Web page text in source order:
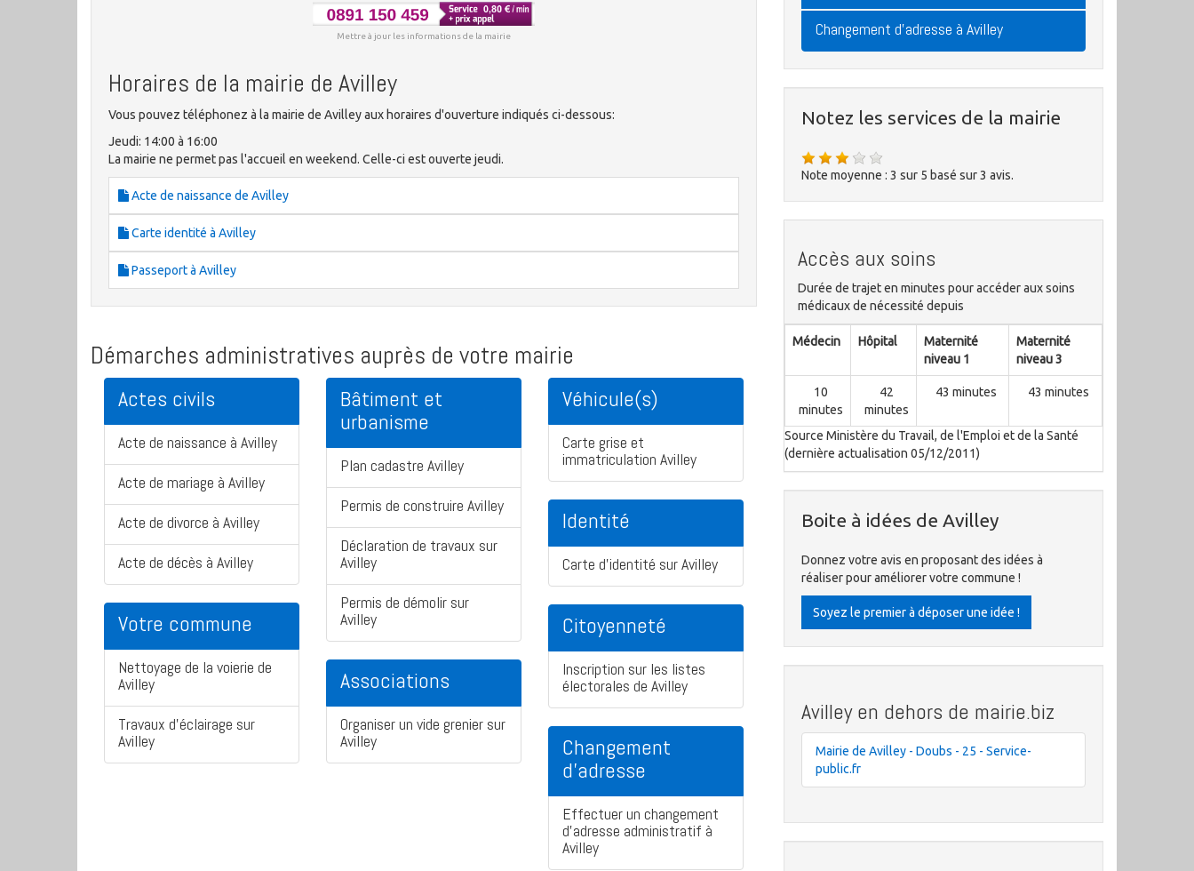
Mettre à jour les informations de la mairie
Horaires de la mairie de Avilley
Vous pouvez téléphonez à la mairie de Avilley aux horaires d'ouverture indiqués ci-dessous:
Jeudi: 14:00 à 16:00
La mairie ne permet pas l'accueil en weekend. Celle-ci est ouverte jeudi.
Acte de naissance de Avilley
Carte identité à Avilley
Passeport à Avilley
Démarches administratives auprès de votre mairie
Actes civils
Acte de naissance à Avilley
Acte de mariage à Avilley
Acte de divorce à Avilley
Acte de décès à Avilley
Votre commune
Nettoyage de la voierie de
Avilley
Travaux d'éclairage sur
Avilley
Bâtiment et
urbanisme
Plan cadastre Avilley
Permis de construire Avilley
Déclaration de travaux sur
Avilley
Permis de démolir sur
Avilley
Associations
Organiser un vide grenier sur
Avilley
Véhicule(s)
Carte grise et
immatriculation Avilley
Identité
Carte d'identité sur Avilley
Citoyenneté
Inscription sur les listes
électorales de Avilley
Changement
d'adresse
Effectuer un changement
d'adresse administratif à
Avilley
Changement d'adresse à Avilley
Notez les services de la mairie
Note moyenne : 3 sur 5 basé sur3 avis.
Accès aux soins
Durée de trajet en minutes pour accéder aux soins
médicaux de nécessité depuis
Médecin Hôpital
Maternité
niveau 1
Maternité
niveau 3
10
minutes
42
minutes
43 minutes 43 minutes
Source Ministère du Travail, de l'Emploi et de la Santé
(dernière actualisation 05/12/2011)
Boite à idées de Avilley
Donnez votre avis en proposant des idées à
réaliser pour améliorer votre commune !
Soyez le premier à déposer une idée !
Avilley en dehors de mairie.biz
Mairie de Avilley - Doubs - 25 - Service-
public.fr